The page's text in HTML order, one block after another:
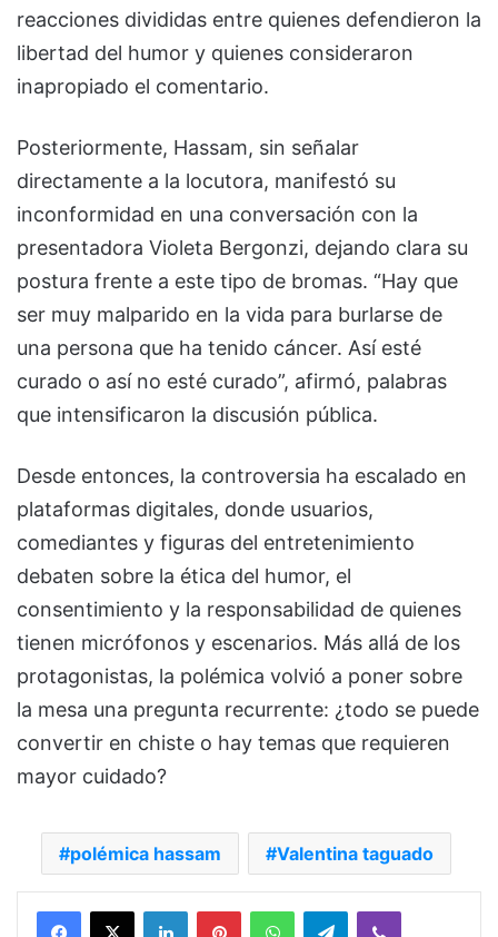
reacciones divididas entre quienes defendieron la
libertad del humor y quienes consideraron
inapropiado el comentario.
Posteriormente, Hassam, sin señalar
directamente a la locutora, manifestó su
inconformidad en una conversación con la
presentadora Violeta Bergonzi, dejando clara su
postura frente a este tipo de bromas. “Hay que
ser muy malparido en la vida para burlarse de
una persona que ha tenido cáncer. Así esté
curado o así no esté curado”, afirmó, palabras
que intensificaron la discusión pública.
Desde entonces, la controversia ha escalado en
plataformas digitales, donde usuarios,
comediantes y figuras del entretenimiento
debaten sobre la ética del humor, el
consentimiento y la responsabilidad de quienes
tienen micrófonos y escenarios. Más allá de los
protagonistas, la polémica volvió a poner sobre
la mesa una pregunta recurrente: ¿todo se puede
convertir en chiste o hay temas que requieren
mayor cuidado?
polémica hassam Valentina taguado
Facebook
X LinkedInPinterestWhatsAppTelegramViber